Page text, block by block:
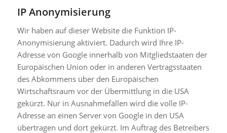
IP Anonymisierung
Wir haben auf dieser Website die Funktion IP-
Anonymisierung aktiviert. Dadurch wird Ihre IP-
Adresse von Google innerhalb von Mitgliedstaaten der
Europäischen Union oder in anderen Vertragsstaaten
des Abkommens über den Europäischen
Wirtschaftsraum vor der Übermittlung in die USA
gekürzt. Nur in Ausnahmefällen wird die volle IP-
Adresse an einen Server von Google in den USA
übertragen und dort gekürzt. Im Auftrag des Betreibers